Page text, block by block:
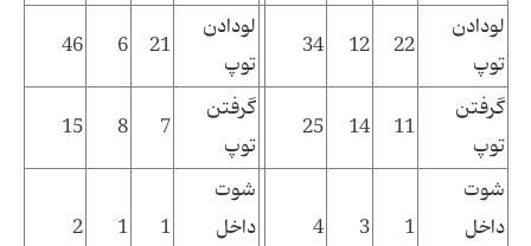
لودادن
توپ
22
12
34
لودادن
توپ
21
6
46
گرفتن
توپ
11
14
25
گرفتن
توپ
7
8
15
شوت
داخل
1
3
4
شوت
داخل
1
1
2